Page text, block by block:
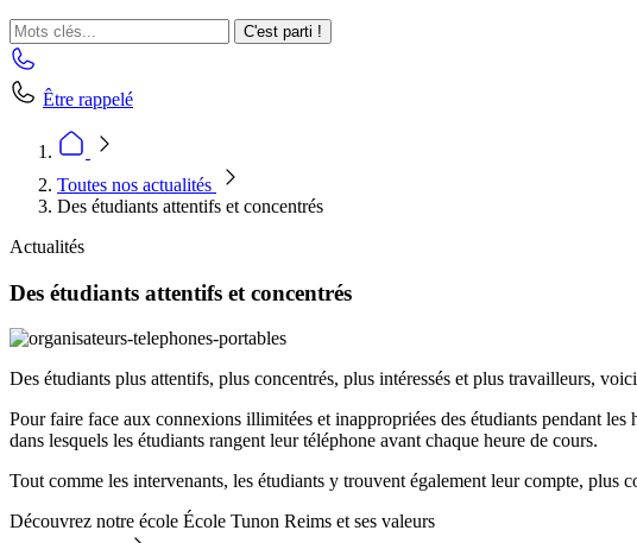
C'est parti !
Être rappelé
Toutes nos actualités
Des étudiants attentifs et concentrés
Actualités
Des étudiants attentifs et concentrés
Des étudiants plus attentifs, plus concentrés, plus intéressés et plus travailleurs,
Pour faire face aux connexions illimitées et inappropriées des étudiants pendant
dans lesquels les étudiants rangent leur téléphone avant chaque heure de cours.
Tout comme les intervenants, les étudiants y trouvent également leur compte, plus
Découvrez notre école École Tunon Reims et ses valeurs